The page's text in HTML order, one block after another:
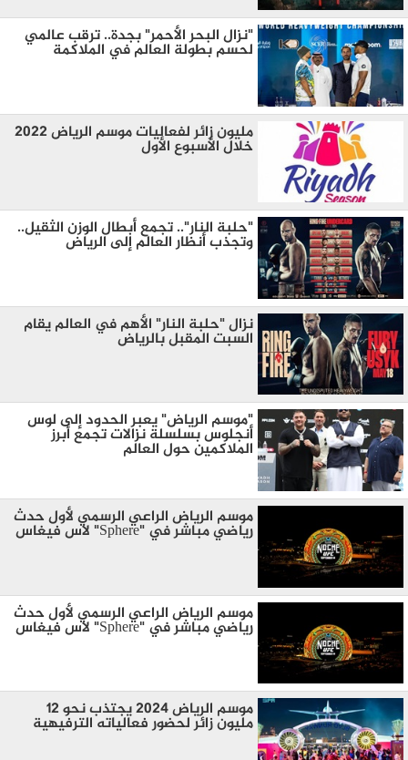
"نزال البحر الأحمر" بجدة.. ترقب عالمي
لحسم بطولة العالم في الملاكمة
مليون زائر لفعاليات موسم الرياض 2022
خلال الأسبوع الأول
"حلبة النار".. تجمع أبطال الوزن الثقيل..
وتجذب أنظار العالم إلى الرياض
نزال "حلبة النار" الأهم في العالم يقام
السبت المقبل بالرياض
"موسم الرياض" يعبر الحدود إلى لوس
أنجلوس بسلسلة نزالات تجمع أبرز
الملاكمين حول العالم
موسم الرياض الراعي الرسمي لأول حدث
رياضي مباشر في "Sphere" لاس فيغاس
موسم الرياض الراعي الرسمي لأول حدث
رياضي مباشر في "Sphere" لاس فيغاس
موسم الرياض 2024 يجتذب نحو 12
مليون زائر لحضور فعالياته الترفيهية